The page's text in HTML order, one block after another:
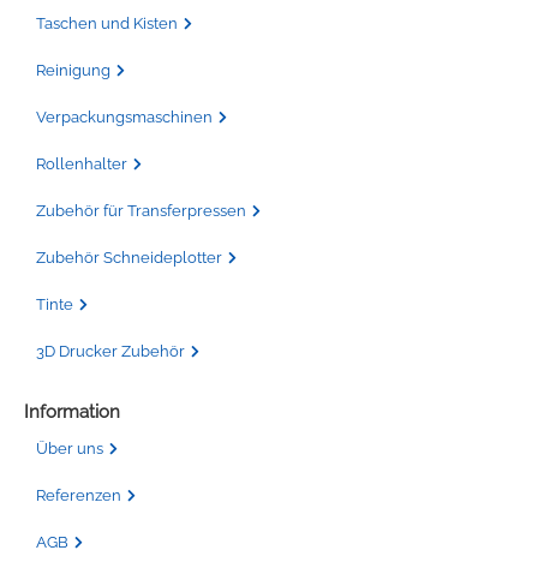
Taschen und Kisten
Reinigung
Verpackungsmaschinen
Rollenhalter
Zubehör für Transferpressen
Zubehör Schneideplotter
Tinte
3D Drucker Zubehör
Information
Über uns
Referenzen
AGB